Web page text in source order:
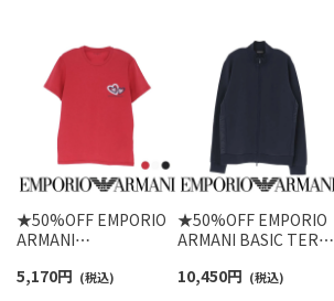
★50%OFF EMPORIO
ARMANI
NECK T-SHIRT 半袖 T
5,170円 (税込)
★50%OFF EMPORIO
ARMANI BASIC TERRY
リー 裏起毛 長袖 フル
10,450円 (税込)